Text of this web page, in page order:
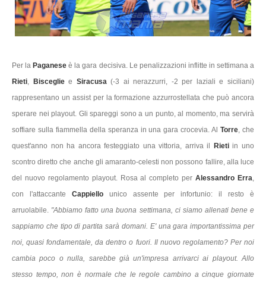
Per la Paganeseè la gara decisiva. Le penalizzazioni inflitte in settimana a
Rieti, Biscegliee Siracusa(-3 ai nerazzurri, -2 per laziali e siciliani)
rappresentano un assist per la formazione azzurrostellata che può ancora
sperare nei playout. Gli spareggi sono a un punto, al momento, ma servirà
soffiare sulla fiammella della speranza in una gara crocevia. AlTorre, che
quest'anno non ha ancora festeggiato una vittoria, arriva il
Rietiin uno
scontro diretto che anche gli amaranto-celesti non possono fallire, alla luce
del nuovo regolamento playout. Rosa al completo perAlessandro Erra,
con l'attaccante Cappiello unico assente per infortunio: il resto è
arruolabile. "Abbiamo fatto una buona settimana, ci siamo allenati bene e
sappiamo che tipo di partita sarà domani. E' una gara importantissima per
noi, quasi fondamentale, da dentro o fuori. Il nuovo regolamento? Per noi
cambia poco o nulla, sarebbe già un'impresa arrivarci ai playout. Allo
stesso tempo, non è normale che le regole cambino a cinque giornate